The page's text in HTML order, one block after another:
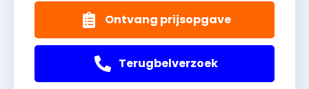
Ontvang prijsopgave
Terugbelverzoek